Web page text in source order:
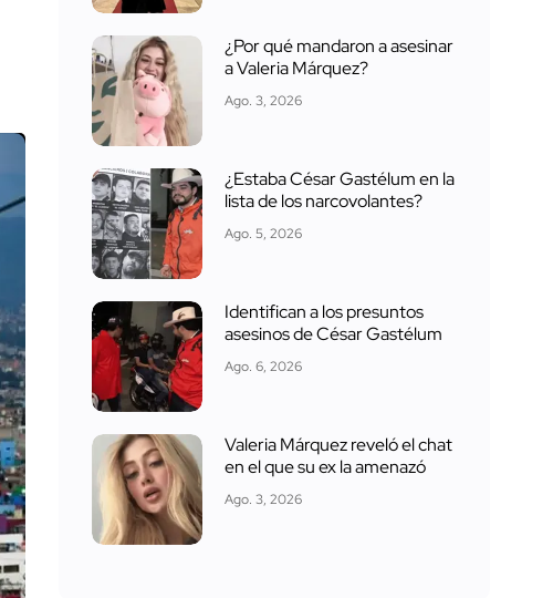
¿Por qué mandaron a asesinar
a Valeria Márquez?
Ago. 3, 2026
¿Estaba César Gastélum en la
lista de los narcovolantes?
Ago. 5, 2026
Identifican a los presuntos
asesinos de César Gastélum
Ago. 6, 2026
Valeria Márquez reveló el chat
en el que su ex la amenazó
Ago. 3, 2026